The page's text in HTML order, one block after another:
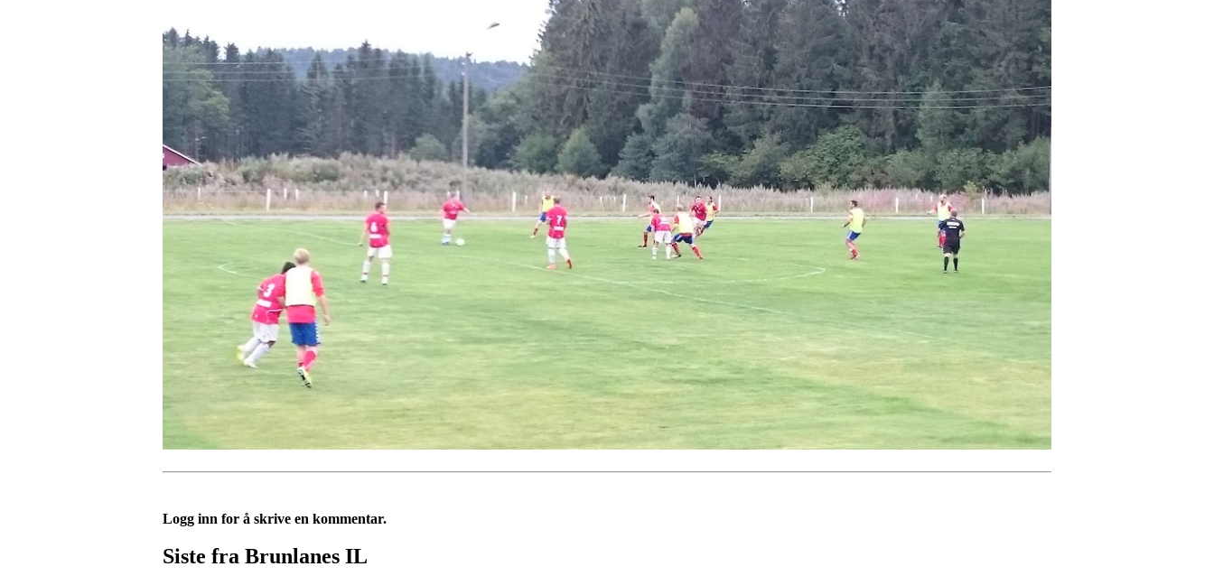
Logg inn for å skrive en kommentar.
Siste fra Brunlanes IL